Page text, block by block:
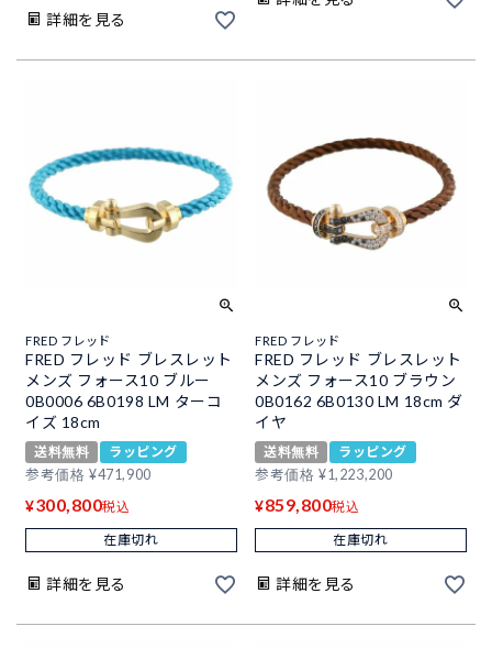
詳細を見る
FRED フレッド
FRED フレッド ブレスレット
メンズ フォース10 ブルー
0B0006 6B0198 LM ターコ
イズ 18cm
送料無料
ラッピング
参考価格 ¥471,900
¥300,800税込
在庫切れ
詳細を見る
FRED フレッド
FRED フレッド ブレスレット
メンズ フォース10 ブラウン
0B0162 6B0130 LM 18cm ダ
イヤ
送料無料
ラッピング
参考価格 ¥1,223,200
¥859,800税込
在庫切れ
詳細を見る